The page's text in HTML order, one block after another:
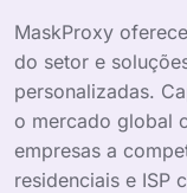
MaskProxy
do setor e
personalizadas.
o mercado global
empresas a
residenciais e ISP